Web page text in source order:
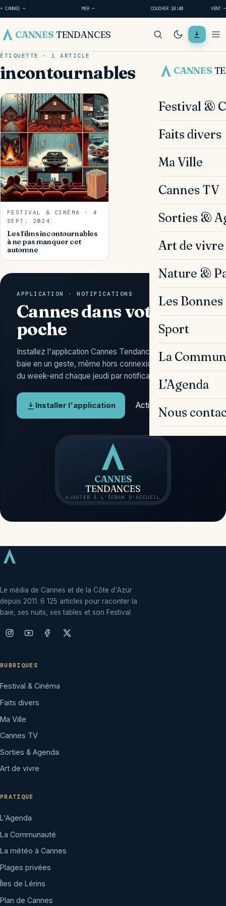
☀ CANNES — · MER— · COUCHER18:46 VENT —
CANNES TENDANCES
CANNES
Festival &
Faits divers
Ma Ville
Cannes TV
Sorties &
Art de vivre
Nature &
Les
Sport
La
L’Agenda
Nous
ÉTIQUETTE · 1 ARTICLE
incontournables
FESTIVAL & CINÉMA · 4
SEPT. 2024
Les films incontournables
à ne pas manquer cet
automne
APPLICATION · NOTIFICATIONS
Cannes dans votre
poche
Installez l'application Cannes Tendances : l'actu de la
baie en un geste, même hors connexion, et l'Agenda
du week-end chaque jeudi par notification.
Installer l'application Activer les alertes
CANNES
TENDANCES
AJOUTER À L'ÉCRAN D'ACCUEIL
Le média de Cannes et de la Côte d'Azur
depuis 2011. 6 125 articles pour raconter la
baie, ses nuits, ses tables et son Festival.
RUBRIQUES
Festival & Cinéma
Faits divers
Ma Ville
Cannes TV
Sorties & Agenda
Art de vivre
PRATIQUE
L'Agenda
La Communauté
La météo à Cannes
Plages privées
Îles de Lérins
Plan de Cannes